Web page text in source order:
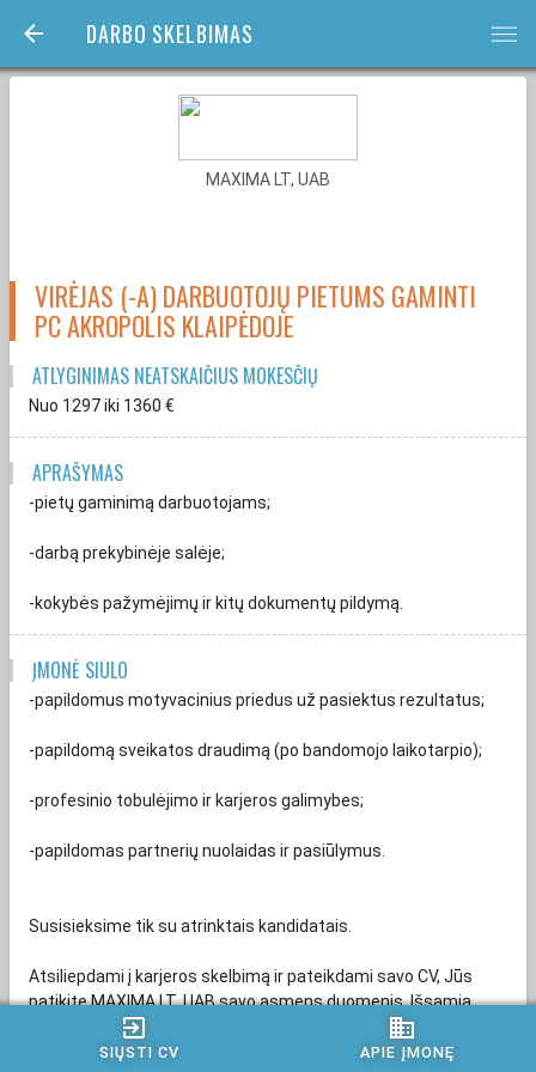
DARBO SKELBIMAS bars
exit_to_app
SIŲSTI CV
business
APIE ĮMONĘ
MAXIMA LT, UAB
VIRĖJAS (-A) DARBUOTOJŲ PIETUMS GAMINTI
PC AKROPOLIS KLAIPĖDOJE
ATLYGINIMAS NEATSKAIČIUS MOKESČIŲ
Nuo 1297iki 1360 €
APRAŠYMAS
-pietų gaminimą darbuotojams;
-darbą prekybinėje salėje;
-kokybės pažymėjimų ir kitų dokumentų pildymą.
ĮMONĖ SIŪLO
-papildomus motyvacinius priedus už pasiektus rezultatus;
-papildomą sveikatos draudimą (po bandomojo laikotarpio);
-profesinio tobulėjimo ir karjeros galimybes;
-papildomas partnerių nuolaidas ir pasiūlymus.
Susisieksime tik su atrinktais kandidatais.
Atsiliepdami į karjeros skelbimą ir pateikdami savo CV, Jūs
patikite MAXIMA LT, UAB savo asmens duomenis. Išsamią
informaciją apie mūsų vykdomą kandidatų asmens duomenų
tvarkymą, apie tai, kokius kandidatų duomenis mes renkame ir